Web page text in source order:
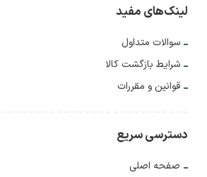
لینک‌های مفید
سوالات متداول
شرایط بازگشت کالا
قوانین و مقررات
دسترسی سریع
صفحه اصلی